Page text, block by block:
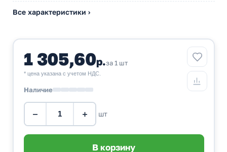
Все характеристики ›
1 305,60р.за 1 шт
* цена указана с учетом НДС.
Наличие
− + шт